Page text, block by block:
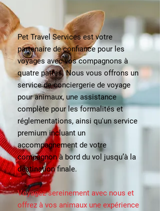
Pet Travel Services est votre
partenaire de confiance pour les
voyages avec vos compagnons à
quatre pattes. Nous vous offrons un
service de conciergerie de voyage
pour animaux, une assistance
complète pour les formalités et
réglementations, ainsi qu'un service
premium incluant un
accompagnement de votre
compagnon à bord du vol jusqu’à la
destination finale.
Voyagez sereinement avec nous et
offrez à vos animaux une expérience